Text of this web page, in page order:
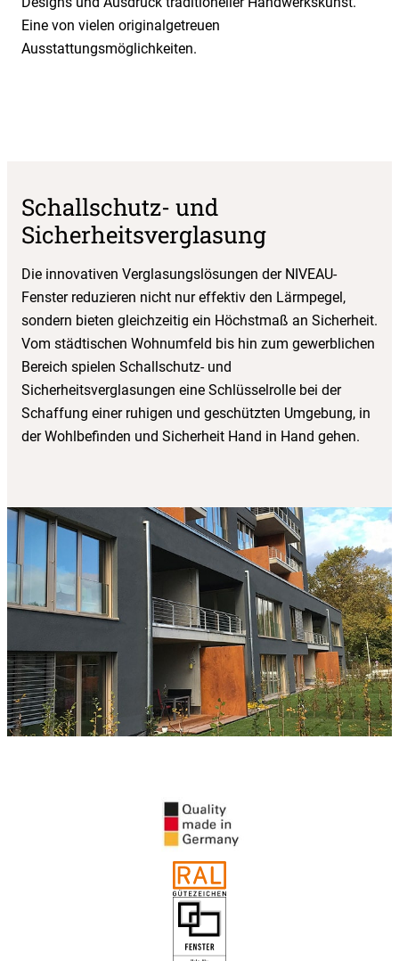
Eine von vielen originalgetreuen
Ausstattungsmöglichkeiten.
Schallschutz- und
Sicherheitsverglasung
Die innovativen Verglasungslösungen der NIVEAU-
Fenster reduzieren nicht nur effektiv den Lärmpegel,
sondern bieten gleichzeitig ein Höchstmaß an Sicherheit.
Vom städtischen Wohnumfeld bis hin zum gewerblichen
Bereich spielen Schallschutz- und
Sicherheitsverglasungen eine Schlüsselrolle bei der
Schaffung einer ruhigen und geschützten Umgebung, in
der Wohlbefinden und Sicherheit Hand in Hand gehen.